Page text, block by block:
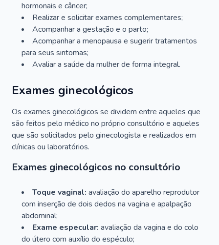
hormonais e câncer;
Realizar e solicitar exames complementares;
Acompanhar a gestação e o parto;
Acompanhar a menopausa e sugerir tratamentos
para seus sintomas;
Avaliar a saúde da mulher de forma integral.
Exames ginecológicos
Os exames ginecológicos se dividem entre aqueles que
são feitos pelo médico no próprio consultório e aqueles
que são solicitados pelo ginecologista e realizados em
clínicas ou laboratórios.
Exames ginecológicos no consultório
Toque vaginal: avaliação do aparelho reprodutor
com inserção de dois dedos na vagina e apalpação
abdominal;
Exame especular: avaliação da vagina e do colo
do útero com auxílio do espéculo;